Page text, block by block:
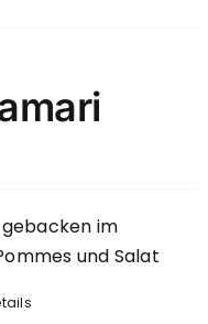
im
und Salat